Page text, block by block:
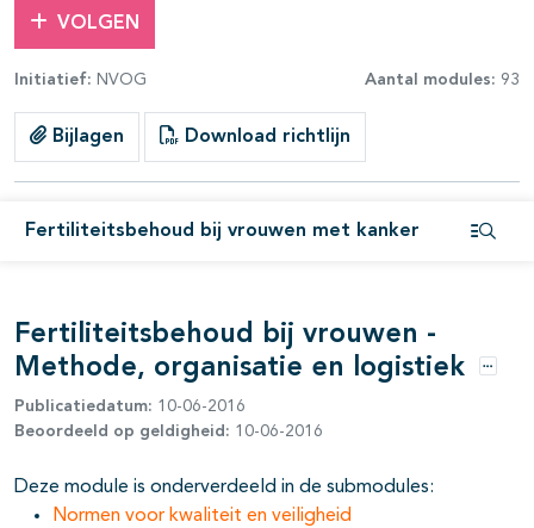
VOLGEN
Initiatief: NVOG Aantal modules: 93
Bijlagen Download richtlijn
Fertiliteitsbehoud bij vrouwen met kanker
open- en dichtklappen
open- en dichtklappen
open- en dichtklappen
open- en dichtklappen
open- en dichtklappen
Fertiliteitsbehoud bij vrouwen -
Methode, organisatie en logistiek
Opties
Publicatiedatum: 10-06-2016
Beoordeeld op geldigheid: 10-06-2016
Deze module is onderverdeeld in de submodules:
Normen voor kwaliteit en veiligheid